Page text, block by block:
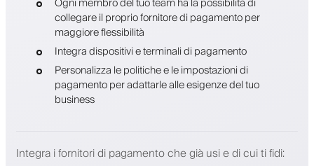
collegare il proprio fornitore di pagamento per
maggiore flessibilità
Integra dispositivi e terminali di pagamento
Personalizza le politiche e le impostazioni di
pagamento per adattarle alle esigenze del tuo
business
Integra i fornitori di pagamento che già usi e di cui ti fidi: